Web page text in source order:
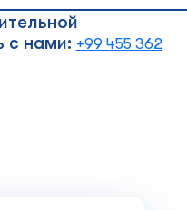
с нами: +99 455 362